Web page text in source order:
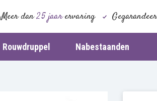
Meer dan25 jaarervaring
Rouwdruppel Nabestaanden